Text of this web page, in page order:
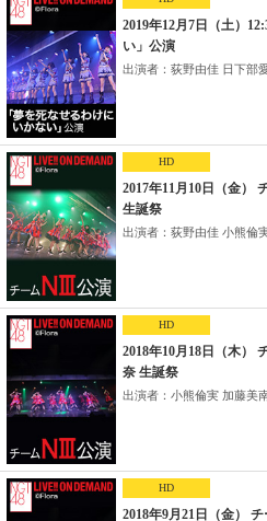
2019年12月7日（土）
い」公演
出演者：荻野由佳 日下部
HD
2017年11月10日（金）
生誕祭
出演者：荻野由佳 小熊倫
HD
2018年10月18日（木）
奈 生誕祭
出演者：小熊倫実 加藤美
HD
2018年9月21日（金）